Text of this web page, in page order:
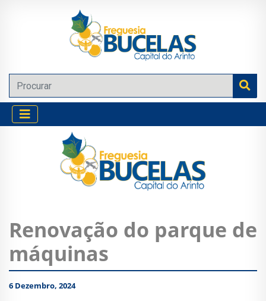
Renovação do parque de
máquinas
6 Dezembro, 2024